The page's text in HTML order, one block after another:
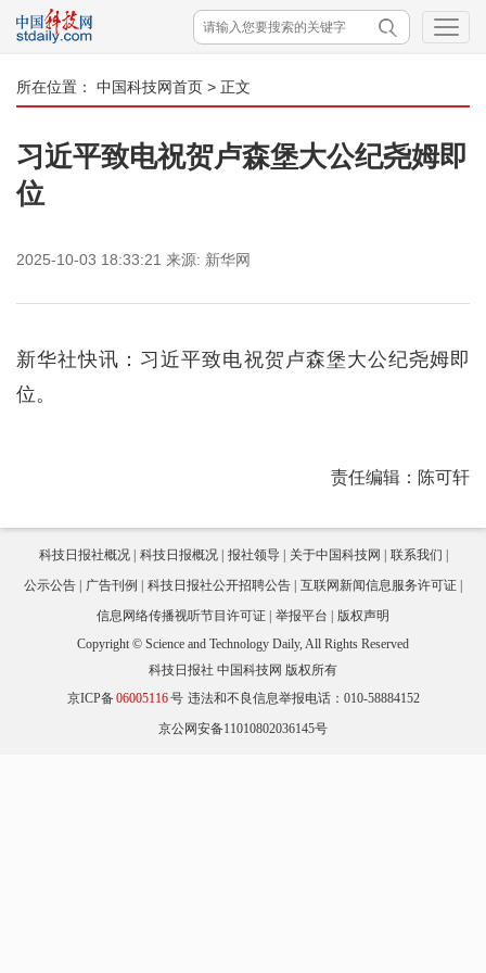
所在位置： 中国科技网首页 > 正文
习近平致电祝贺卢森堡大公纪尧姆即
位
2025-10-03 18:33:21 来源: 新华网
新华社快讯：习近平致电祝贺卢森堡大公纪尧姆即
位。
责任编辑：陈可轩
科技日报社概况 科技日报概况 报社领导 关于中国科技网
联系我们
公示公告
广告刊例 科技日报社公开招聘公告
互联网新闻信息服务许可证
信息网络传播视听节目许可证
举报平台
版权声明
Copyright © Science and Technology Daily, All Rights Reserved
科技日报社 中国科技网 版权所有
京ICP备06005116号 违法和不良信息举报电话：010-58884152
京公网安备11010802036145号